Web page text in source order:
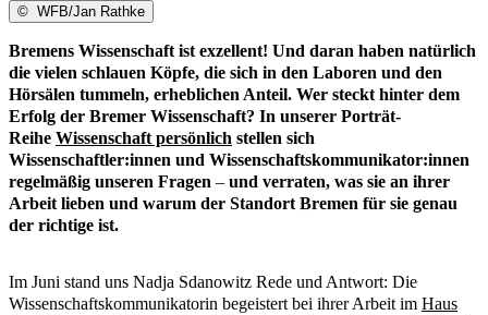
© WFB/Jan Rathke
Bremens Wissenschaft ist exzellent! Und daran haben natürlich
die vielen schlauen Köpfe, die sich in den Laboren und den
Hörsälen tummeln, erheblichen Anteil. Wer steckt hinter dem
Erfolg der Bremer Wissenschaft? In unserer Porträt-
Reihe Wissenschaft persönlich stellen sich
Wissenschaftler:innen und Wissenschaftskommunikator:innen
regelmäßig unseren Fragen – und verraten, was sie an ihrer
Arbeit lieben und warum der Standort Bremen für sie genau
der richtige ist.
Im Juni stand uns Nadja Sdanowitz Rede und Antwort: Die
Wissenschaftskommunikatorin begeistert bei ihrer Arbeit im Haus